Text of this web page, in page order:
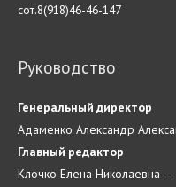
сот.8(918)46-46-147
Руководство
Генеральный директор
Адаменко Александр
Главный редактор
Клочко Елена Николаевна